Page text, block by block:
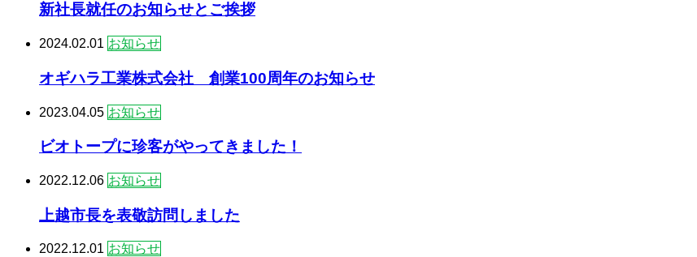
新社長就任のお知らせとご挨拶
2024.02.01 お知らせ
オギハラ工業株式会社 創業100周年のお知らせ
2023.04.05 お知らせ
ビオトープに珍客がやってきました！
2022.12.06 お知らせ
上越市長を表敬訪問しました
2022.12.01 お知らせ